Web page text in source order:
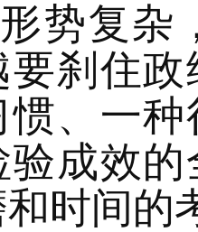
势复杂
要刹住
惯、一
验成效
时间的